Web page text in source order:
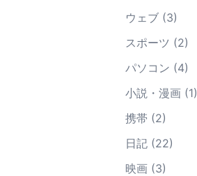
ウェブ(3)
スポーツ (2)
パソコン (4)
小説・漫画(1)
携帯 (2)
日記(22)
映画(3)